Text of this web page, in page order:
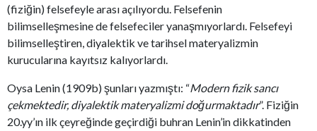
(fiziğin) felsefeyle arası açılıyordu. Felsefenin
bilimselleşmesine de felsefeciler yanaşmıyorlardı. Felsefeyi
bilimselleştiren, diyalektik ve tarihsel materyalizmin
kurucularına kayıtsız kalıyorlardı.
Oysa Lenin (1909b) şunları yazmıştı: “Modern fizik sancı
çekmektedir, diyalektik materyalizmi doğurmaktadır”. Fiziğin
20.yy’ın ilk çeyreğinde geçirdiği buhran Lenin’in dikkatinden